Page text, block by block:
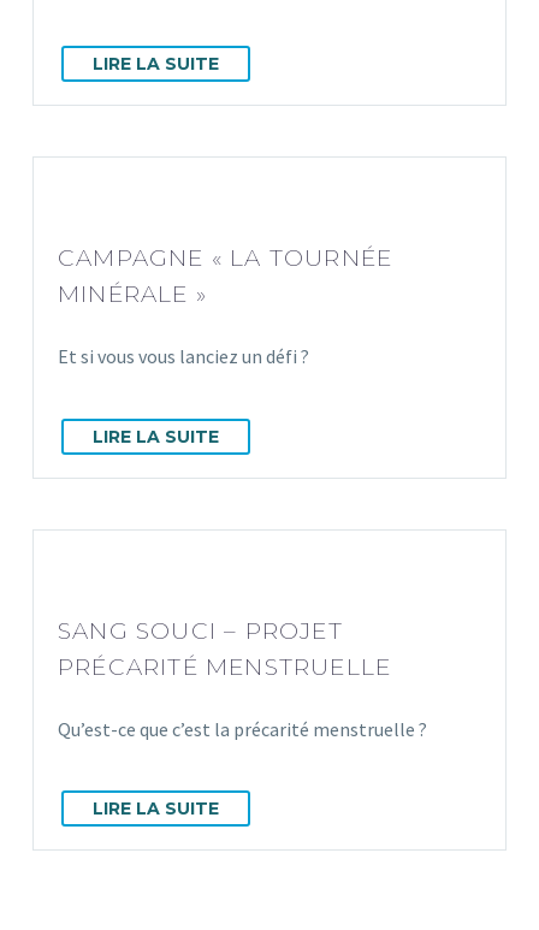
LIRE LA SUITE
CAMPAGNE « LA TOURNÉE
MINÉRALE »
Et si vous vous lanciez un défi ?
LIRE LA SUITE
SANG SOUCI – PROJET
PRÉCARITÉ MENSTRUELLE
Qu’est-ce que c’est la précarité menstruelle ?
LIRE LA SUITE